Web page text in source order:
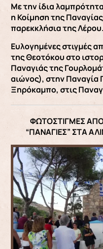
Με την ίδια
η Κοίμηση της
παρεκκλήσια της Λέρου.
Ευλογημένες στιγμές
της Θεοτόκου στο
Παναγιάς της
αιώνος), στην Παναγία
Ξηρόκαμπο, στις
ΦΩΤΟΣΤΙΓΜΕΣ
“ΠΑΝΑΓΙΕΣ” ΣΤΑ